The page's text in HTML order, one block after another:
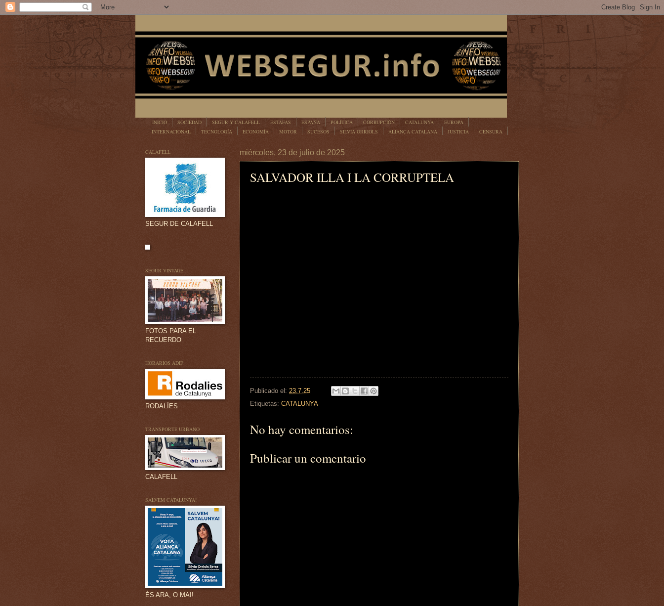
INICIO SOCIEDAD SEGUR Y CALAFELL ESTAFAS ESPAÑA POLÍTICA CORRUPCIÓN CATALUNYA
EUROPA
INTERNACIONAL
TECNOLOGÍA ECONOMÍA MOTOR SUCESOS SILVIA ORRIOLS ALIANÇA CATALANA JUSTICIA
CENSURA
miércoles, 23 de julio de 2025
SALVADOR ILLA I LA CORRUPTELA
Publicado el: 23.7.25
Etiquetas: CATALUNYA
No hay comentarios:
Publicar un comentario
CALAFELL
SEGUR DE CALAFELL
SEGUR VINTAGE
FOTOS PARA EL
RECUERDO
HORARIOS ADIF
RODALÍES
TRANSPORTE URBANO
CALAFELL
SALVEM CATALUNYA!
ÉS ARA, O MAI!